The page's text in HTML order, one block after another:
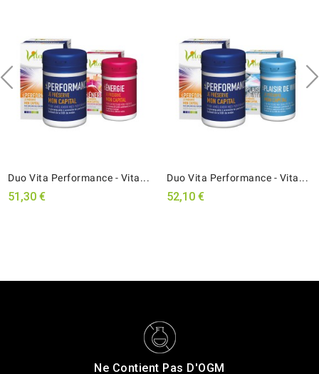
Duo Vita Performance - Vita...
51,30 €
Duo Vita Performance - Vita...
52,10 €
Ne Contient Pas D'OGM